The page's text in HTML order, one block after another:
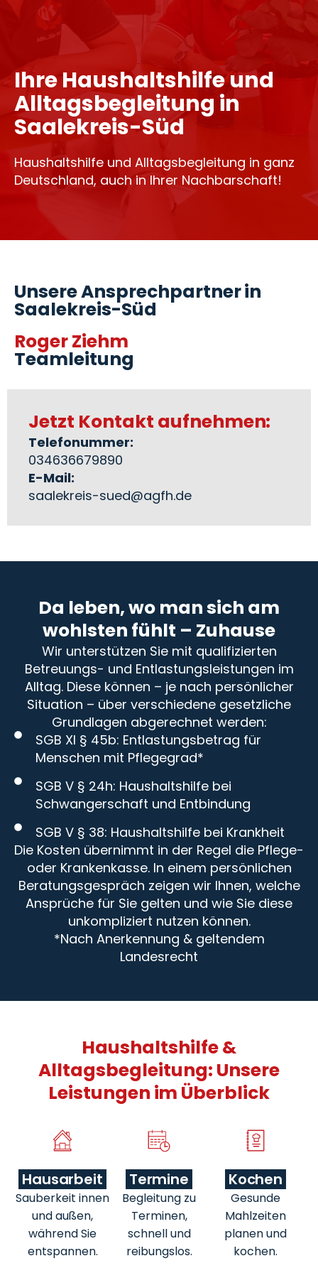
Ihre Haushaltshilfe und
Alltagsbegleitung in
Saalekreis-Süd
Haushaltshilfe und Alltagsbegleitung in ganz
Deutschland, auch in Ihrer Nachbarschaft!
Unsere Ansprechpartner in
Saalekreis-Süd
Roger Ziehm
Teamleitung
Jetzt Kontakt aufnehmen:
Telefonummer:
034636679890
E-Mail:
saalekreis-sued@agfh.de
Da leben, wo man sich am
wohlsten fühlt – Zuhause
Wir unterstützen Sie mit qualifizierten
Betreuungs- und Entlastungsleistungen im
Alltag. Diese können – je nach persönlicher
Situation – über verschiedene gesetzliche
Grundlagen abgerechnet werden:
SGB XI § 45b: Entlastungsbetrag für
Menschen mit Pflegegrad*
SGB V § 24h: Haushaltshilfe bei
Schwangerschaft und Entbindung
SGB V § 38: Haushaltshilfe bei Krankheit
Die Kosten übernimmt in der Regel die Pflege-
oder Krankenkasse. In einem persönlichen
Beratungsgespräch zeigen wir Ihnen, welche
Ansprüche für Sie gelten und wie Sie diese
unkompliziert nutzen können.
*Nach Anerkennung & geltendem
Landesrecht
Haushaltshilfe &
Alltagsbegleitung: Unsere
Leistungen im Überblick
Hausarbeit
Sauberkeit innen
und außen,
während Sie
entspannen.
Termine
Begleitung zu
Terminen,
schnell und
reibungslos.
Kochen
Gesunde
Mahlzeiten
planen und
kochen.